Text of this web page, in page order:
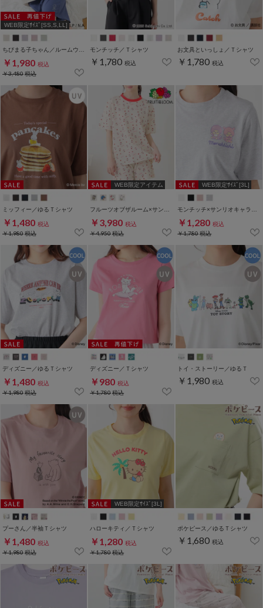
WEB限定ｻｲｽﾞ[SS,S,LL]
ちびまる子ちゃん／ルームウェア（上下セット）
￥1,980 税込
￥3,480税込
モンチッチ／Ｔシャツ
￥1,780 税込
お文具といっしょ／Ｔシャツ
￥1,780 税込
ミッフィー／ゆるＴシャツ
￥1,480 税込
￥1,980税込
WEB限定アイテム
￥3,980 税込
￥4,950税込
WEB限定ｻｲｽﾞ[3L]
￥1,280 税込
￥1,780税込
ディズニー／ゆるＴシャツ
￥1,480 税込
￥1,980税込
ディズニー／Ｔシャツ
￥980 税込
￥1,780税込
トイ・ストーリー／ゆるＴ
￥1,980 税込
プーさん／半袖Ｔシャツ
￥1,480 税込
￥1,980税込
WEB限定ｻｲｽﾞ[3L]
ハローキティ／Ｔシャツ
￥1,280 税込
￥1,780税込
ポケピース／ゆるＴシャツ
￥1,680 税込